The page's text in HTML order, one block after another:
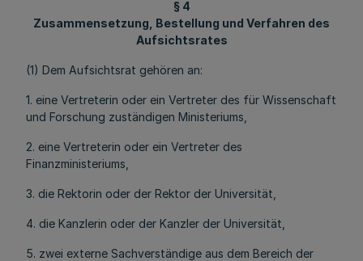
§ 4
Zusammensetzung, Bestellung und Verfahren des
Aufsichtsrates
(1) Dem Aufsichtsrat gehören an:
1. eine Vertreterin oder ein Vertreter des für Wissenschaft
und Forschung zuständigen Ministeriums,
2. eine Vertreterin oder ein Vertreter des
Finanzministeriums,
3. die Rektorin oder der Rektor der Universität,
4. die Kanzlerin oder der Kanzler der Universität,
5. zwei externe Sachverständige aus dem Bereich der